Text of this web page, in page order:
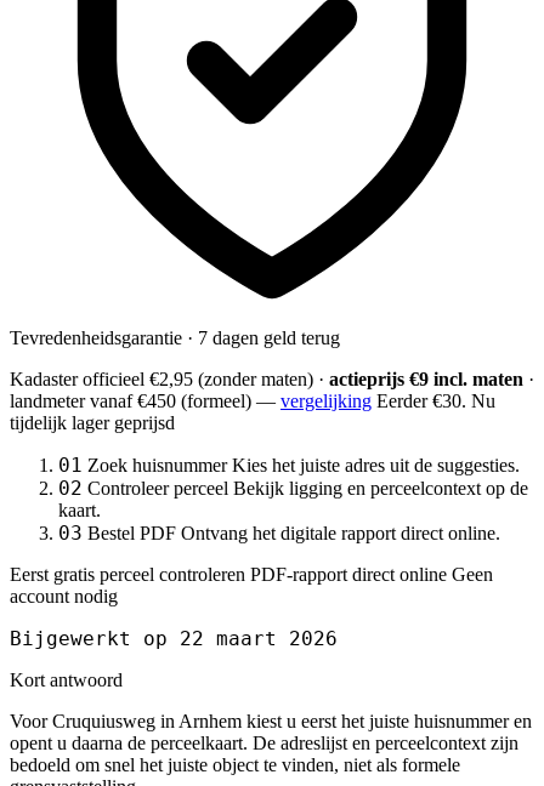
Tevredenheidsgarantie · 7 dagen geld terug
Kadaster officieel €2,95 (zonder maten) · actieprijs €9 incl. maten ·
landmetervanaf €450 (formeel) — vergelijking Eerder €30. Nu
tijdelijk lager geprijsd
01 Zoek huisnummer Kies het juiste adres uit de suggesties.
02 Controleer perceel Bekijk ligging en perceelcontext op de
kaart.
03 Bestel PDF Ontvang het digitale rapport direct online.
Eerst gratis perceel controleren PDF-rapport direct online Geen
account nodig
Bijgewerkt op 22 maart 2026
Kort antwoord
Voor Cruquiusweg in Arnhem kiest u eerst het juiste huisnummer en
opent u daarna de perceelkaart. De adreslijst en perceelcontext zijn
bedoeld om snel het juiste object te vinden, niet als formele